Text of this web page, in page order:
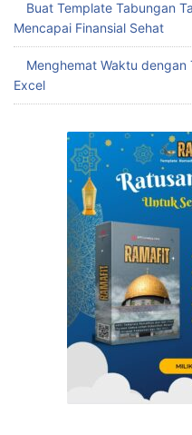
Pilih Template Excel
Download Template Excel
Download Gratis Kalkulator
Waktu dan Biaya
Mencapai Finansial Sehat
Menghemat Waktu dengan